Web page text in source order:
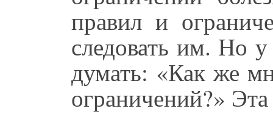
правил и
следовать им. Но у
думать: «Как же
ограничений?»